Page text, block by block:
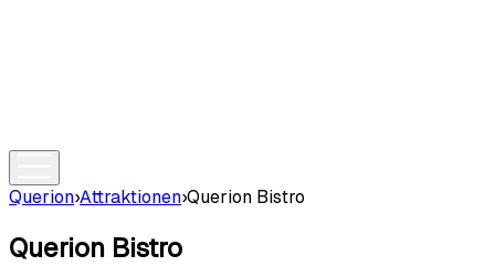
Querion›Attraktionen›Querion Bistro
Querion Bistro